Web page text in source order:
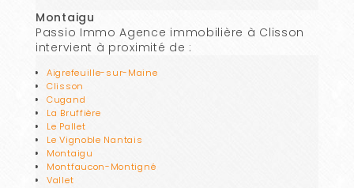
Montaigu
Passio Immo Agence immobilière à Clisson
intervient à proximité de :
Aigrefeuille-sur-Maine
Clisson
Cugand
La Bruffière
Le Pallet
Le Vignoble Nantais
Montaigu
Montfaucon-Montigné
Vallet